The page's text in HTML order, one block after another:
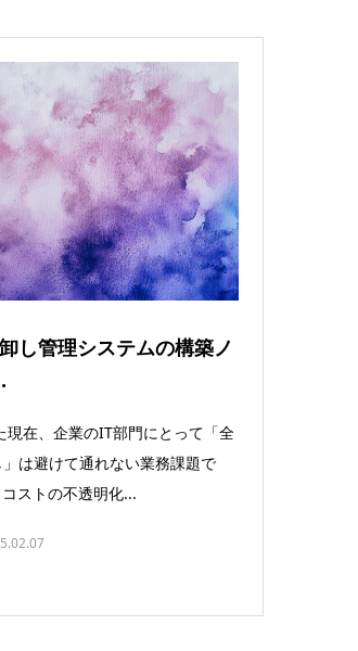
し管理システムの構築ノ
現在、企業のIT部門にとって「全
は避けて通れない業務課題で
ストの不透明化...